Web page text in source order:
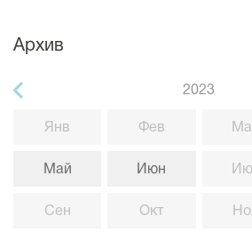
Архив
2023
Янв
Май
Сен
Фев
Июн
Окт